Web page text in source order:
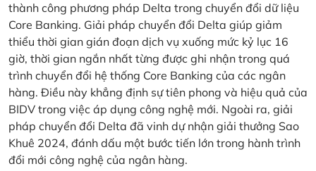
thành công phương pháp Delta trong chuyển đổi dữ liệu
Core Banking. Giải pháp chuyển đổi Delta giúp giảm
thiểu thời gian gián đoạn dịch vụ xuống mức kỷ lục 16
giờ, thời gian ngắn nhất từng được ghi nhận trong quá
trình chuyển đổi hệ thống Core Banking của các ngân
hàng. Điều này khẳng định sự tiên phong và hiệu quả của
BIDV trong việc áp dụng công nghệ mới. Ngoài ra, giải
pháp chuyển đổi Delta đã vinh dự nhận giải thưởng Sao
Khuê 2024, đánh dấu một bước tiến lớn trong hành trình
đổi mới công nghệ của ngân hàng.